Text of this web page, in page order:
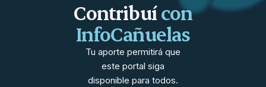
Contribuícon
InfoCañuelas
Tu aporte permitirá que
este portal siga
disponible para todos.